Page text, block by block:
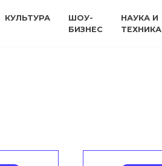
КУЛЬТУРА
ШОУ-
БИЗНЕС
НАУКА И
ТЕХНИКА